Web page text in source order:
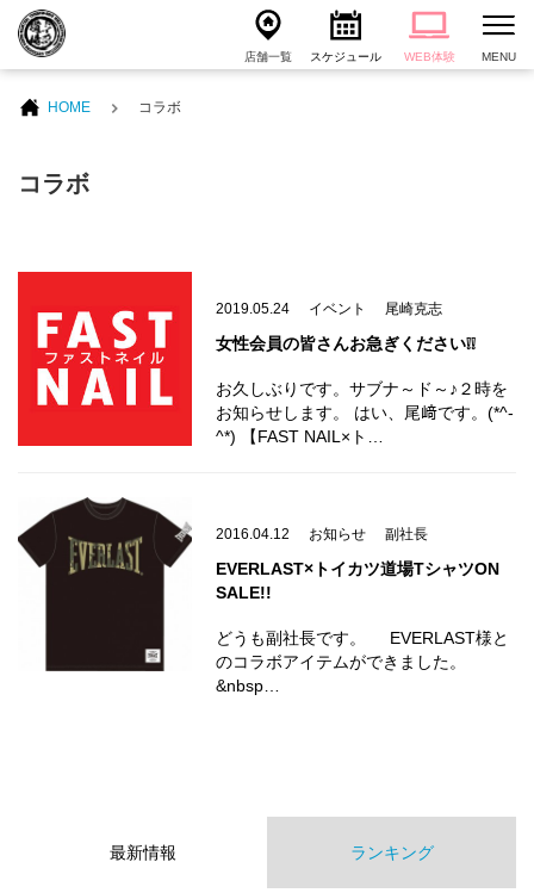
店舗一覧 スケジュール WEB体験 MENU
HOME コラボ
コラボ
2019.05.24 イベント 尾崎克志
女性会員の皆さんお急ぎください❕❕
お久しぶりです。サブナ～ド～♪２時を
お知らせします。 はい、尾﨑です。(*^-
^*) 【FAST NAIL×ト…
2016.04.12 お知らせ 副社長
EVERLAST×トイカツ道場TシャツON
SALE!!
どうも副社長です。 EVERLAST様と
のコラボアイテムができました。
&nbsp…
最新情報 ランキング